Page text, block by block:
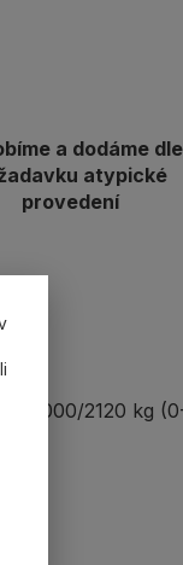
a dodáme dle
atypické
provedení
3000/2120 kg